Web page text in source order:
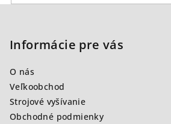
Informácie pre vás
O nás
Veľkoobchod
Strojové vyšívanie
Obchodné podmienky